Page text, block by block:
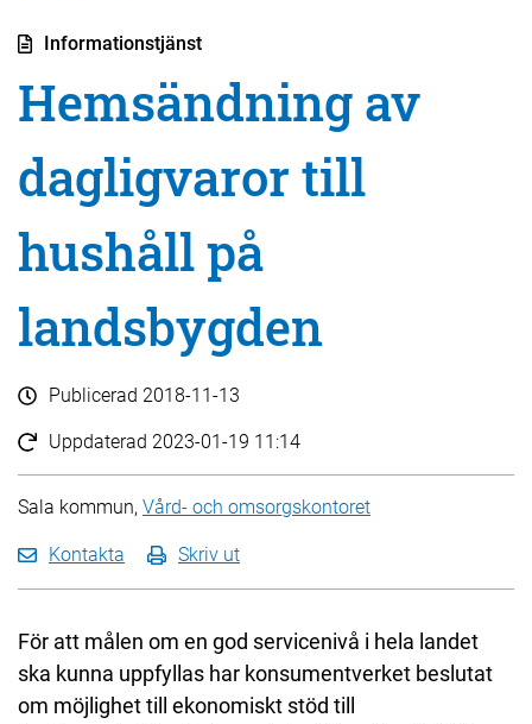
Informationstjänst
Hemsändning av
dagligvaror till
hushåll på
landsbygden
Publicerad 2018-11-13
Uppdaterad 2023-01-19 11:14
Sala kommun, Vård- och omsorgskontoret
Kontakta Skriv ut
För att målen om en god servicenivå i hela landet
ska kunna uppfyllas har konsumentverket beslutat
om möjlighet till ekonomiskt stöd till